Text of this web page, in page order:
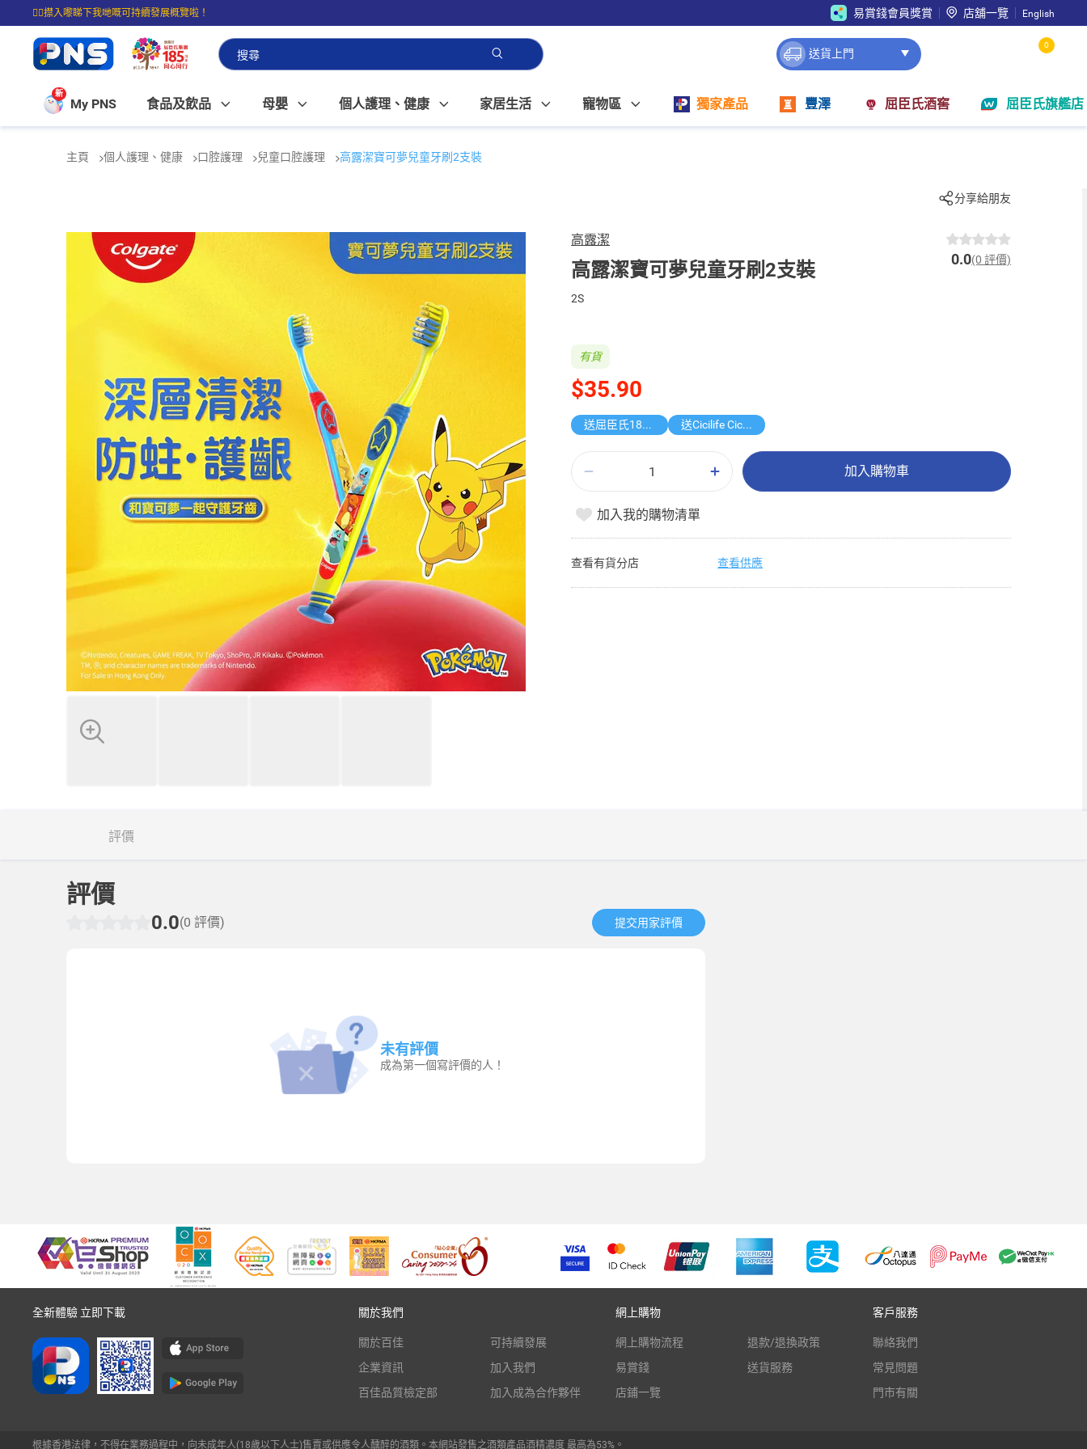
☝🏼㩒入嚟睇下我哋嘅可持續發展概覽啦！
⭐購物滿$399即享免費送貨；滿$100即可免費店取。
易賞錢會員獎賞 店舖一覽 English
送貨上門
0
新
My PNS 食品及飲品 母嬰 個人護理、健康 家居生活 寵物區 獨家產品 豐澤 屈臣氏酒窖 屈臣氏旗艦店
主頁 個人護理、健康 口腔護理 兒童口腔護理 高露潔寶可夢兒童牙刷2支裝
分享給朋友
高露潔
高露潔寶可夢兒童牙刷2支裝 0.0(0 評價)
2S
$35.90
有貨
送屈臣氏185週年盲盒 送Cicilife Cicibella座地扇
加入購物車
加入我的購物清單
查看有貨分店 查看供應
評價
評價
0.0(0 評價) 提交用家評價​
未有評價
成為第一個寫評價的人！
全新體驗 立即下載 關於我們
關於百佳
企業資訊
百佳品質檢定部
可持續發展
加入我們
加入成為合作夥伴
網上購物
網上購物流程
易賞錢
店鋪一覽
退款/退換政策
送貨服務
客戶服務
聯絡我們
常見問題
門市有關
根據香港法律，不得在業務過程中，向未成年人(18歲以下人士)售賣或供應令人醺醉的酒類。本網站發售之酒類產品酒精濃度 最高為53%。